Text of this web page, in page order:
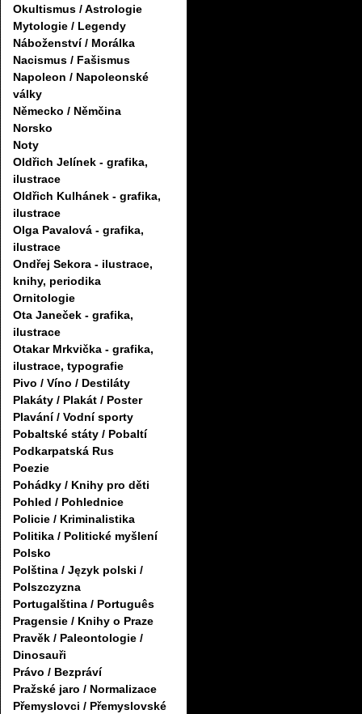
Okultismus / Astrologie
Mytologie / Legendy
Náboženství / Morálka
Nacismus / Fašismus
Napoleon / Napoleonské
války
Německo / Němčina
Norsko
Noty
Oldřich Jelínek - grafika,
ilustrace
Oldřich Kulhánek - grafika,
ilustrace
Olga Pavalová - grafika,
ilustrace
Ondřej Sekora - ilustrace,
knihy, periodika
Ornitologie
Ota Janeček - grafika,
ilustrace
Otakar Mrkvička - grafika,
ilustrace, typografie
Pivo / Víno / Destiláty
Plakáty / Plakát / Poster
Plavání / Vodní sporty
Pobaltské státy / Pobaltí
Podkarpatská Rus
Poezie
Pohádky / Knihy pro děti
Pohled / Pohlednice
Policie / Kriminalistika
Politika / Politické myšlení
Polsko
Polština / Język polski /
Polszczyzna
Portugalština / Português
Pragensie / Knihy o Praze
Pravěk / Paleontologie /
Dinosauři
Právo / Bezpráví
Pražské jaro / Normalizace
Přemyslovci / Přemyslovské